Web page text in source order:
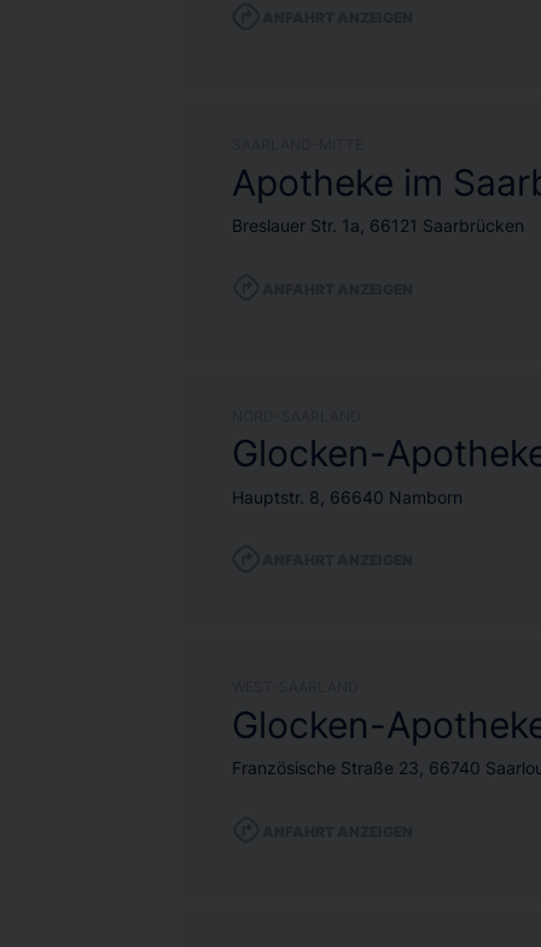
Apotheke im
Breslauer Str. 1a, 66121 Saarbrücken
Glocken-
Hauptstr. 8, 66640 Namborn
Glocken-
Französische Straße 23, 66740